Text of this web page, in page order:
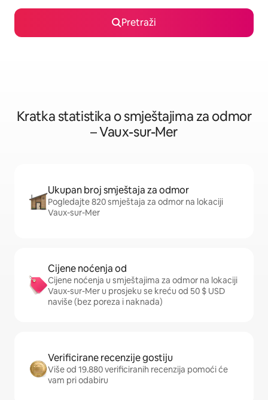
Pretraži
Kratka statistika o smještajima za odmor
– Vaux-sur-Mer
Ukupan broj smještaja za odmor
Pogledajte 820 smještaja za odmor na lokaciji
Vaux-sur-Mer
Cijene noćenja od
Cijene noćenja u smještajima za odmor na lokaciji
Vaux-sur-Mer u prosjeku se kreću od 50 $ USD
naviše (bez poreza i naknada)
Verificirane recenzije gostiju
Više od 19.880 verificiranih recenzija pomoći će
vam pri odabiru